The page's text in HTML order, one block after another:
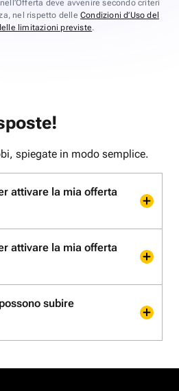
deve avvenire secondo criteri
nel rispetto delleCondizioni d’Uso del
limitazioni previste.
spiegate in modo semplice.
attivare la mia offerta
attivare la mia offerta
subire